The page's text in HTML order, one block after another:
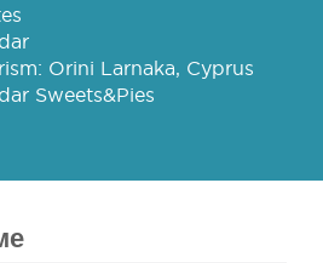
Orini Larnaka, Cyprus
Sweets&Pies